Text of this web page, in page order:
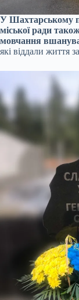
У Шахтарському
міської ради
мовчання
які віддали життя